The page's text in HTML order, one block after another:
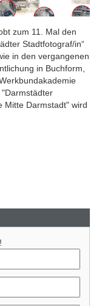
zum 11. Mal den
Stadtfotograf/in“
in den vergangenen
in Buchform,
Mitte Darmstadt" wird